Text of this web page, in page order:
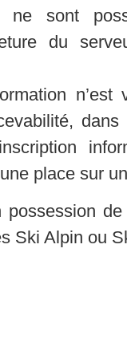
ne sont
du
n’est
place sur
possession
Ski Alpin ou